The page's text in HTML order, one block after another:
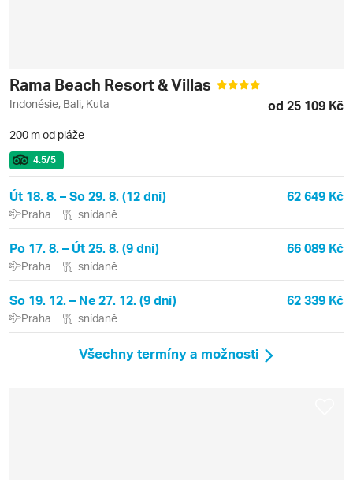
Rama Beach Resort & Villas
Indonésie, Bali, Kuta od 25 109 Kč
200 m od pláže
4.5/5
Út 18. 8. – So 29. 8. (12 dní) 62 649 Kč
Praha snídaně
Po 17. 8. – Út 25. 8. (9 dní) 66 089 Kč
Praha snídaně
So 19. 12. – Ne 27. 12. (9 dní) 62 339 Kč
Praha snídaně
Všechny termíny a možnosti